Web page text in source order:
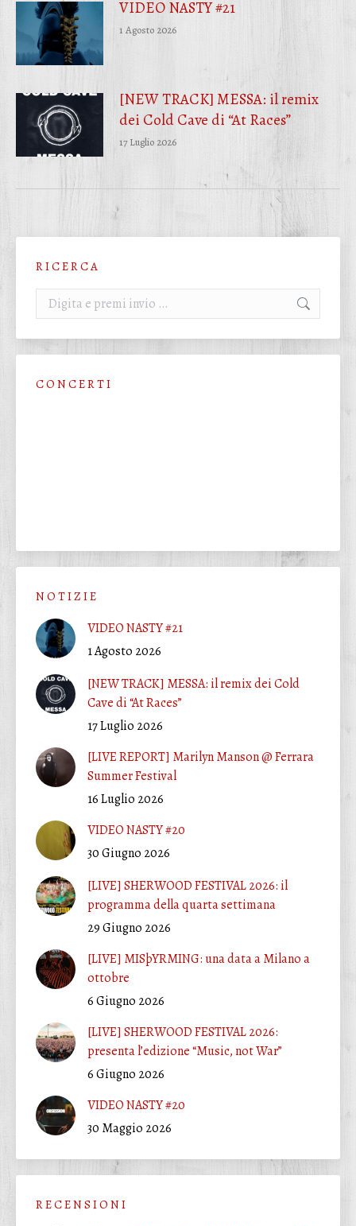
VIDEO NASTY #21
1 Agosto 2026
[NEW TRACK] MESSA: il remix
dei Cold Cave di “At Races”
17 Luglio 2026
R I C E R C A
Cerca:
C O N C E R T I
N O T I Z I E
VIDEO NASTY #21
1 Agosto 2026
[NEW TRACK] MESSA: il remix dei Cold
Cave di “At Races”
17 Luglio 2026
[LIVE REPORT] Marilyn Manson @ Ferrara
Summer Festival
16 Luglio 2026
VIDEO NASTY #20
30 Giugno 2026
[LIVE] SHERWOOD FESTIVAL 2026: il
programma della quarta settimana
29 Giugno 2026
[LIVE] MISþYRMING: una data a Milano a
ottobre
6 Giugno 2026
[LIVE] SHERWOOD FESTIVAL 2026:
presenta l’edizione “Music, not War”
6 Giugno 2026
VIDEO NASTY #20
30 Maggio 2026
R E C E N S I O N I